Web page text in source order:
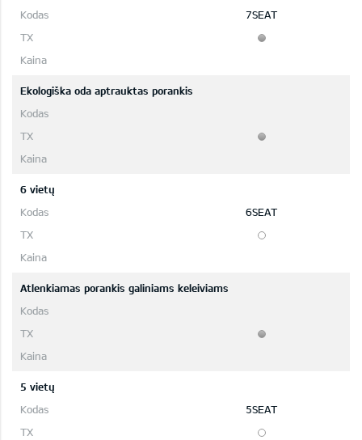
7SEAT
Ekologiška oda aptrauktas porankis
6 vietų
6SEAT
Atlenkiamas porankis galiniams keleiviams
5 vietų
5SEAT